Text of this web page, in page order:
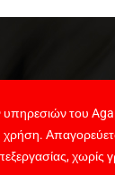
του
χωρίς